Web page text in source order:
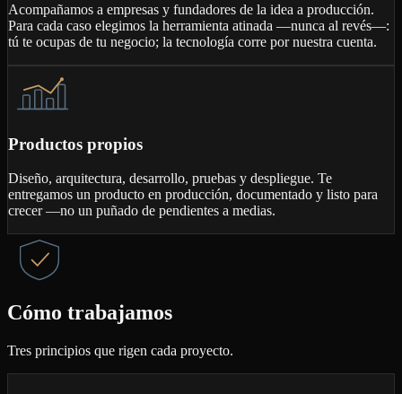
Acompañamos a empresas y fundadores de la idea a producción.
Para cada caso elegimos la herramienta atinada —nunca al revés—:
tú te ocupas de tu negocio; la tecnología corre por nuestra cuenta.
Productos propios
Diseño, arquitectura, desarrollo, pruebas y despliegue. Te
entregamos un producto en producción, documentado y listo para
crecer —no un puñado de pendientes a medias.
Cómo trabajamos
Tres principios que rigen cada proyecto.